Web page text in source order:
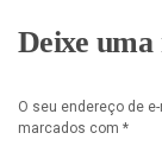
Deixe uma
O seu endereço de
marcados com *